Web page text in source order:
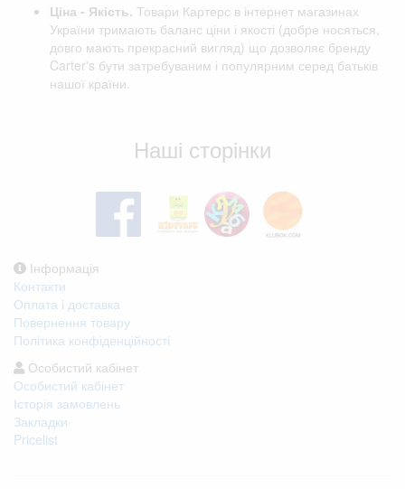
Ціна - Якість. Товари Картерс в інтернет магазинах
України тримають баланс ціни і якості (добре носяться,
довго мають прекрасний вигляд) що дозволяє бренду
Carter's бути затребуваним і популярним серед батьків
нашої країни.
Наші сторінки
Інформація
Контакти
Оплата і доставка
Повернення товару
Політика конфіденційності
Особистий кабінет
Особистий кабінет
Історія замовлень
Закладки
Pricelist